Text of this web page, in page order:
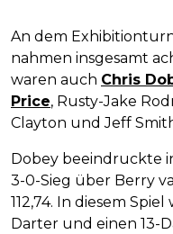
An dem
nahmen insgesamt
waren auch Chris
Price, Rusty-Jake
Clayton und Jeff
Dobey beeindruckte
3-0-Sieg über Berry
112,74. In diesem
Darter und einen 13-